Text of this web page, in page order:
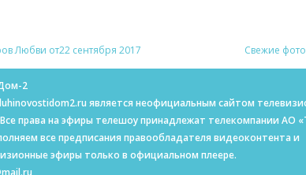
Любви от22 сентября 2017 Свежие фото
2
является неофициальным сайтом
права на эфиры телешоу принадлежат телекомпании АО
все предписания правообладателя видеоконтента и
эфиры только в официальном плеере.